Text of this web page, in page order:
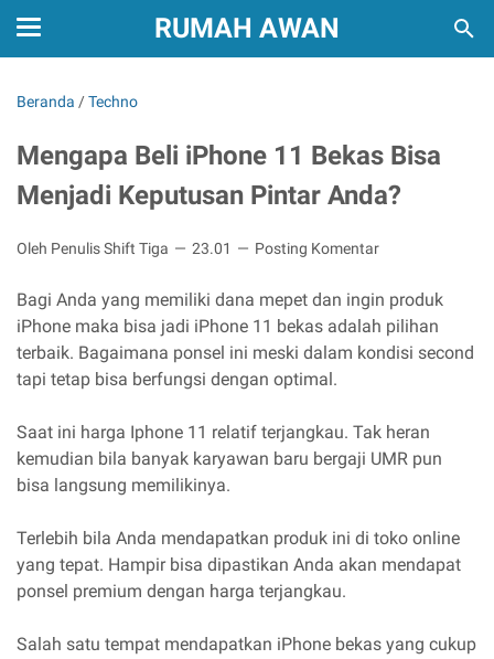
RUMAH AWAN
Beranda /Techno
Mengapa Beli iPhone 11 Bekas Bisa
Menjadi Keputusan Pintar Anda?
Oleh Penulis Shift Tiga 23.01 Posting Komentar
Bagi Anda yang memiliki dana mepet dan ingin produk
iPhone maka bisa jadi iPhone 11 bekas adalah pilihan
terbaik. Bagaimana ponsel ini meski dalam kondisi second
tapi tetap bisa berfungsi dengan optimal.
Saat ini harga Iphone 11 relatif terjangkau. Tak heran
kemudian bila banyak karyawan baru bergaji UMR pun
bisa langsung memilikinya.
Terlebih bila Anda mendapatkan produk ini di toko online
yang tepat. Hampir bisa dipastikan Anda akan mendapat
ponsel premium dengan harga terjangkau.
Salah satu tempat mendapatkan iPhone bekas yang cukup